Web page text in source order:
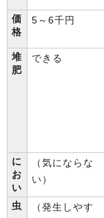
価
格
5～6千円
堆
肥
できる
に
お
い
（気にならな
い）
虫
（発生しやす